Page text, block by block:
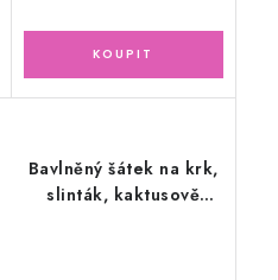
Bavlněný šátek na krk,
slinták, kaktusově